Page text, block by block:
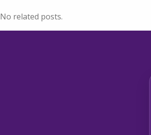
No related posts.